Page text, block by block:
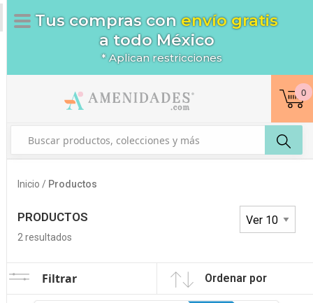
Tus compras con envío gratis
a todo México
* Aplican restricciones
0
Inicio / Productos
PRODUCTOS
2 resultados
Filtrar Ordenar por